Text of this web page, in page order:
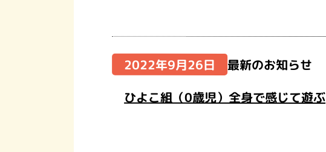
2022年9月26日 最新のお知らせ
ひよこ組（0歳児）全身で感じて遊ぶ